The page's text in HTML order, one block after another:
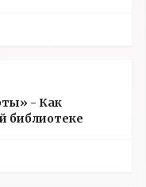
- Как
библиотеке